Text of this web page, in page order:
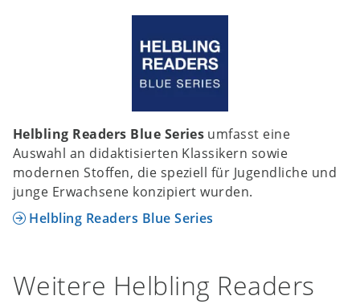
Helbling Readers Blue Series umfasst eine
Auswahl an didaktisierten Klassikern sowie
modernen Stoffen, die speziell für Jugendliche und
junge Erwachsene konzipiert wurden.
Helbling Readers Blue Series
Weitere Helbling Readers